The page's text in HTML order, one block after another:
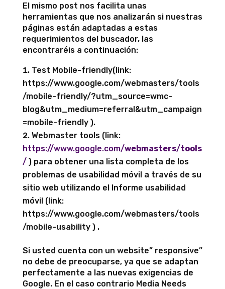
El mismo post nos facilita unas
herramientas que nos analizarán si nuestras
páginas están adaptadas a estas
requerimientos del buscador, las
encontraréis a continuación:
Test Mobile-friendly(link:
https://www.google.com/webmasters/tools
/mobile-friendly/?utm_source=wmc-
blog&utm_medium=referral&utm_campaign
=mobile-friendly ).
Webmaster tools (link:
https://www.google.com/webmasters/tools
/) para obtener una lista completa de los
problemas de usabilidad móvil a través de su
sitio web utilizando el Informe usabilidad
móvil (link:
https://www.google.com/webmasters/tools
/mobile-usability ) .
Si usted cuenta con un website” responsive”
no debe de preocuparse, ya que se adaptan
perfectamente a las nuevas exigencias de
Google. En el caso contrario Media Needs